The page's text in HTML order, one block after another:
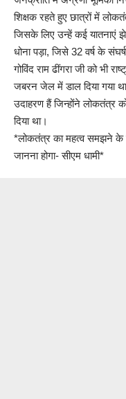
शिक्षक रहते हुए छात्रों में
जिसके लिए उन्हें कई यातनाएं
धोना पड़ा, जिसे 32 वर्ष के
गोविंद राम ढींगरा जी को
जबरन जेल में डाल दिया गया
उदाहरण हैं जिन्होंने लोकतंत्र
दिया था।
*लोकतंत्र का महत्व समझने के
जानना होगा- सीएम धामी*